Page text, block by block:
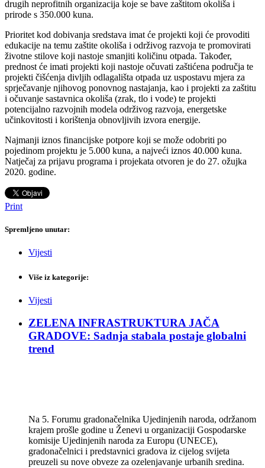
drugih neprofitnih organizacija koje se bave zaštitom okoliša i
prirode s 350.000 kuna.
Prioritet kod dobivanja sredstava imat će projekti koji će provoditi
edukacije na temu zaštite okoliša i održivog razvoja te promovirati
životne stilove koji nastoje smanjiti količinu otpada. Također,
prednost će imati projekti koji nastoje očuvati zaštićena područja te
projekti čišćenja divljih odlagališta otpada uz uspostavu mjera za
sprječavanje njihovog ponovnog nastajanja, kao i projekti za zaštitu
i očuvanje sastavnica okoliša (zrak, tlo i vode) te projekti
potencijalno razvojnih modela održivog razvoja, energetske
učinkovitosti i korištenja obnovljivih izvora energije.
Najmanji iznos financijske potpore koji se može odobriti po
pojedinom projektu je 5.000 kuna, a najveći iznos 40.000 kuna.
Natječaj za prijavu programa i projekata otvoren je do 27. ožujka
2020. godine.
Print
Spremljeno unutar:
Vijesti
Više iz kategorije:
Vijesti
ZELENA INFRASTRUKTURA JAČA
GRADOVE: Sadnja stabala postaje globalni
trend
Na 5. Forumu gradonačelnika Ujedinjenih naroda, održanom
krajem prošle godine u Ženevi u organizaciji Gospodarske
komisije Ujedinjenih naroda za Europu (UNECE),
gradonačelnici i predstavnici gradova iz cijelog svijeta
preuzeli su nove obveze za ozelenjavanje urbanih sredina.